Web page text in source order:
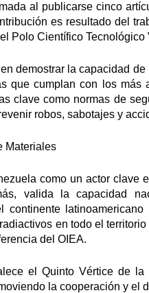
al publicarse cinco
es resultado del
Polo Científico Tecnológico
demostrar la capacidad
que cumplan con los más
clave como normas de
robos, sabotajes y
Materiales
como un actor clave
valida la capacidad
continente
en todo el
del OIEA.
el Quinto Vértice de
la cooperación y el